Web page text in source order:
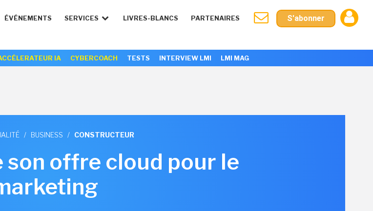
ÉVÉNEMENTS SERVICES LIVRES-BLANCS PARTENAIRES S'abonner
IA CYBERCOACH TESTS INTERVIEW LMI LMI MAG
/ BUSINESS / CONSTRUCTEUR
son offre cloud pour le